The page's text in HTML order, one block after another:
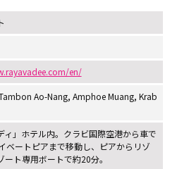
en/
Ao-Nang, Amphoe Muang, Krab
ィ」ホテル内。クラビ国際空港から車で
ベートピアまで移動し、ピアからリゾ
ート専用ボートで約20分。